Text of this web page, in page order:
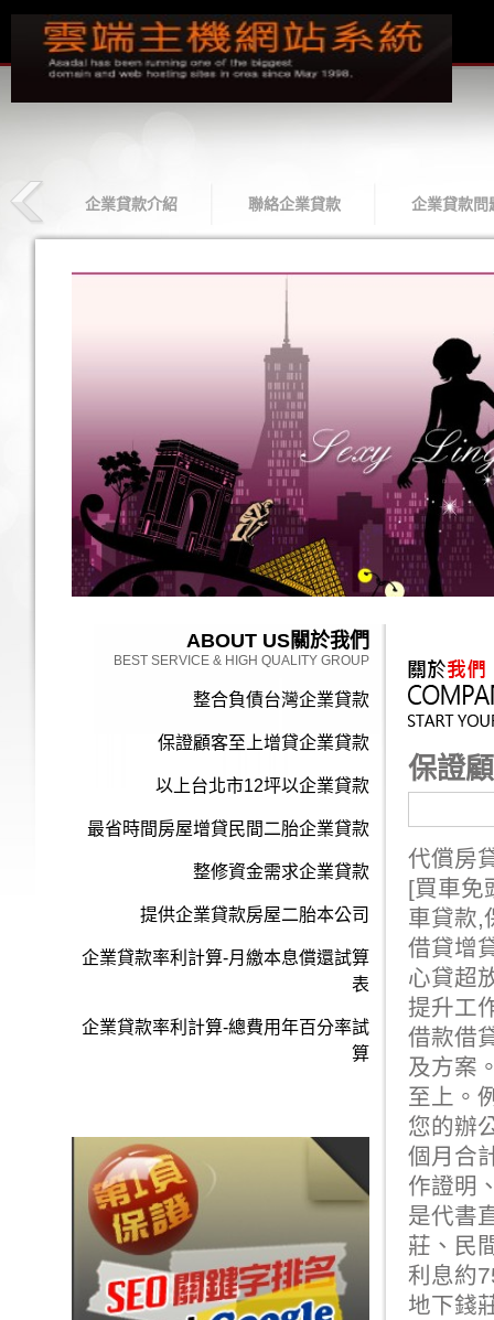
企業貸款介紹 聯絡企業貸款 企業貸款問
ABOUT US關於我們
BEST SERVICE & HIGH QUALITY GROUP
整合負債台灣企業貸款
保證顧客至上增貸企業貸款
以上台北市12坪以企業貸款
最省時間房屋增貸民間二胎企業貸款
整修資金需求企業貸款
提供企業貸款房屋二胎本公司
企業貸款率利計算-月繳本息償還試算
表
企業貸款率利計算-總費用年百分率試
算
保證
代償房
[買車免
車貸款,
借貸增
心貸超
提升工
借款借
及方案
至上。
您的辦
個月合
作證明
是代書
莊、民
利息約
地下錢